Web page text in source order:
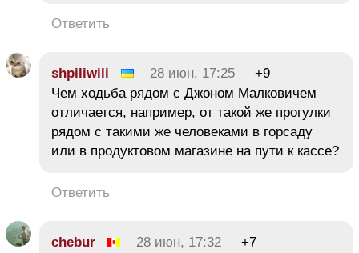
Ответить
shpiliwili 28 июн, 17:25
+9
Чем ходьба рядом с Джоном Малковичем
отличается, например, от такой же прогулки
рядом с такими же человеками в горсаду
или в продуктовом магазине на пути к кассе?
Ответить
chebur 28 июн, 17:32
+7